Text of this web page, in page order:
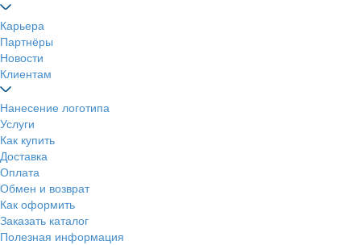
Карьера
Партнёры
Новости
Клиентам
Нанесение логотипа
Услуги
Как купить
Доставка
Оплата
Обмен и возврат
Как оформить
Заказать каталог
Полезная информация